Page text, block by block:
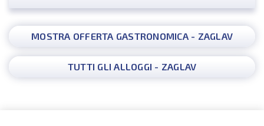
MOSTRA OFFERTA GASTRONOMICA - ZAGLAV
TUTTI GLI ALLOGGI - ZAGLAV